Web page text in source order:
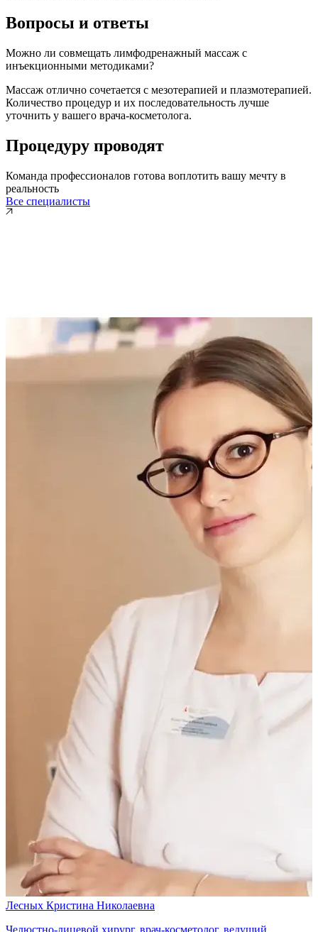
Вопросы и ответы
Можно ли совмещать лимфодренажный массаж с
инъекционными методиками?
Массаж отлично сочетается с мезотерапией и плазмотерапией.
Количество процедур и их последовательность лучше
уточнить у вашего врача-косметолога.
Процедуру проводят
Команда профессионалов готова воплотить вашу мечту в
реальность
Все специалисты
Лесных Кристина Николаевна
Челюстно-лицевой хирург, врач-косметолог, ведущий